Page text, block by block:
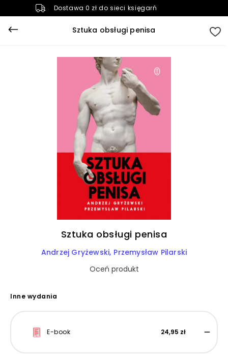
Dostawa 0 zł do sieci księgarń
Sztuka obsługi penisa
Sztuka obsługi penisa
Andrzej Gryżewski Przemysław Pilarski
Oceń produkt
Inne wydania
E-book 24,95 zł